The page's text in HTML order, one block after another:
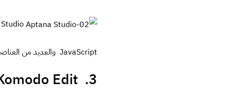
JavaScript والعديد من العناصر الأخري التي تمكنك من عمل تطبيقات ممتازة .مفيد جدا لمطوري تطبيقات الويب .
3. Komodo Edit